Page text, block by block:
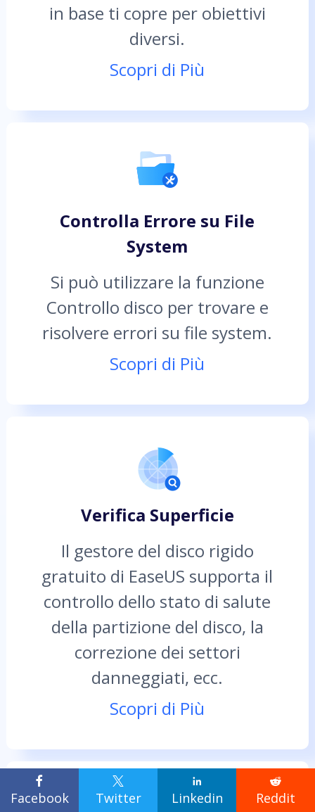

Facebook

Twitter

Linkedin

Reddit
in base ti copre per obiettivi
diversi.
Scopri di Più
Controlla Errore su File
System
Si può utilizzare la funzione
Controllo disco per trovare e
risolvere errori su file system.
Scopri di Più
Verifica Superficie
Il gestore del disco rigido
gratuito di EaseUS supporta il
controllo dello stato di salute
della partizione del disco, la
correzione dei settori
danneggiati, ecc.
Scopri di Più